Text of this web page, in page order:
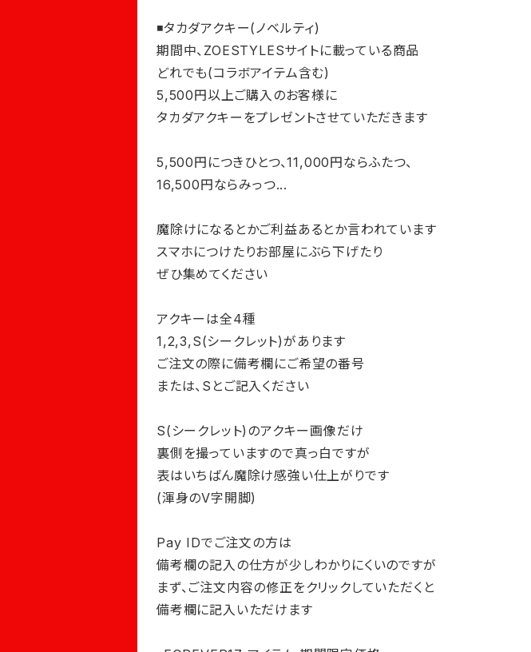
◾️タカダアクキー(ノベルティ)
期間中、ZOESTYLESサイトに載っている商品
どれでも(コラボアイテム含む)
5,500円以上ご購入のお客様に
タカダアクキーをプレゼントさせていただきます
5,500円につきひとつ、11,000円ならふたつ、
16,500円ならみっつ...
魔除けになるとかご利益あるとか言われています
スマホにつけたりお部屋にぶら下げたり
ぜひ集めてください
アクキーは全4種
1,2,3,S(シークレット)があります
ご注文の際に備考欄にご希望の番号
または、Sとご記入ください
S(シークレット)のアクキー画像だけ
裏側を撮っていますので真っ白ですが
表はいちばん魔除け感強い仕上がりです
(渾身のV字開脚)
Pay IDでご注文の方は
備考欄の記入の仕方が少しわかりにくいのですが
まず、ご注文内容の修正をクリックしていただくと
備考欄に記入いただけます